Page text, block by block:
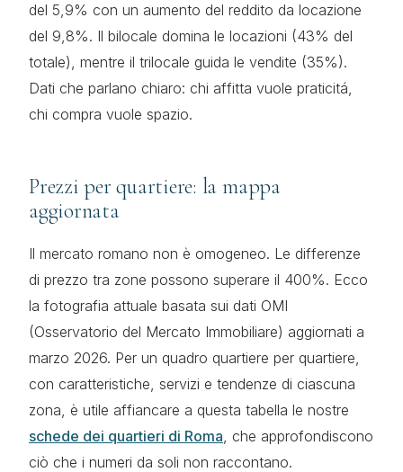
del 5,9% con un aumento del reddito da locazione
del 9,8%. Il bilocale domina le locazioni (43% del
totale), mentre il trilocale guida le vendite (35%).
Dati che parlano chiaro: chi affitta vuole praticitá,
chi compra vuole spazio.
Prezzi per quartiere: la mappa
aggiornata
Il mercato romano non è omogeneo. Le differenze
di prezzo tra zone possono superare il 400%. Ecco
la fotografia attuale basata sui dati OMI
(Osservatorio del Mercato Immobiliare) aggiornati a
marzo 2026. Per un quadro quartiere per quartiere,
con caratteristiche, servizi e tendenze di ciascuna
zona, è utile affiancare a questa tabella le nostre
schede dei quartieri di Roma, che approfondiscono
ciò che i numeri da soli non raccontano.